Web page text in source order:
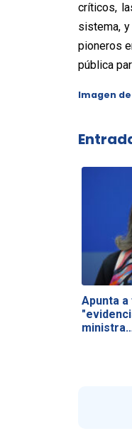
críticos,
sistema,
pioneros
pública
Imagen
Apunta